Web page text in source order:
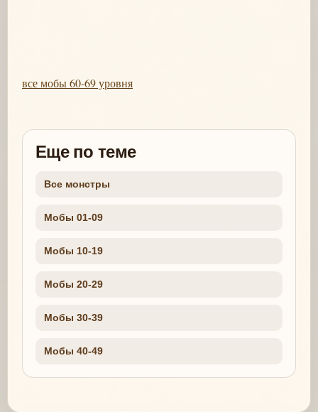
все мобы 60-69 уровня
Еще по теме
Все монстры
Мобы 01-09
Мобы 10-19
Мобы 20-29
Мобы 30-39
Мобы 40-49